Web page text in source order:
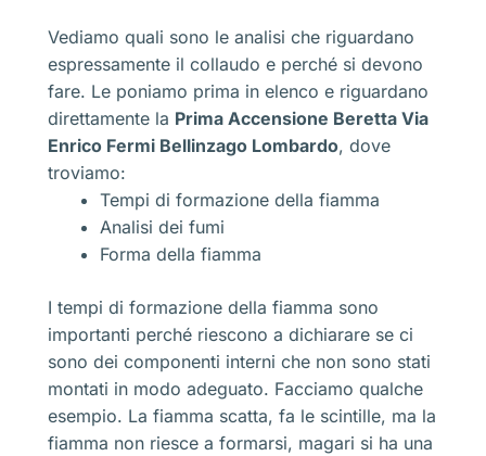
Vediamo quali sono le analisi che riguardano
espressamente il collaudo e perché si devono
fare. Le poniamo prima in elenco e riguardano
direttamente la Prima Accensione Beretta Via
Enrico Fermi Bellinzago Lombardo, dove
troviamo:
Tempi di formazione della fiamma
Analisi dei fumi
Forma della fiamma
I tempi di formazione della fiamma sono
importanti perché riescono a dichiarare se ci
sono dei componenti interni che non sono stati
montati in modo adeguato. Facciamo qualche
esempio. La fiamma scatta, fa le scintille, ma la
fiamma non riesce a formarsi, magari si ha una